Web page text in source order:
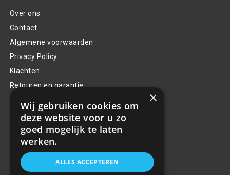
Over ons
Contact
Algemene voorwaarden
Privacy Policy
Klachten
Retouren en garantie
Handige links
Gereedschap
Tuning en styling
Blijf op de hoogte
×
Wij gebruiken cookies om
deze website voor u zo
goed mogelijk te laten
werken.
ALLES ACCEPTEREN